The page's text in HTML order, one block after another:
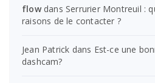
flowdans Serrurier Montreuil :
raisons de le contacter ?
Jean Patrick dans Est-ce une
dashcam?